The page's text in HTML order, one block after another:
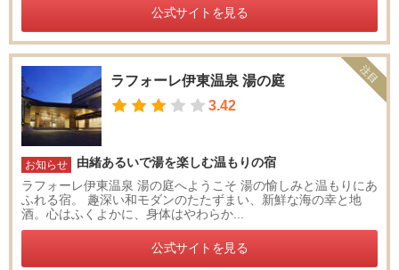
公式サイトを見る
ラフォーレ伊東温泉 湯の庭
3.42
お知らせ
由緒あるいで湯を楽しむ温もりの宿
ラフォーレ伊東温泉 湯の庭へようこそ 湯の愉しみと温もりにあ
ふれる宿。 趣深い和モダンのたたずまい、新鮮な海の幸と地
酒。心はふくよかに、身体はやわらか...
公式サイトを見る
注目